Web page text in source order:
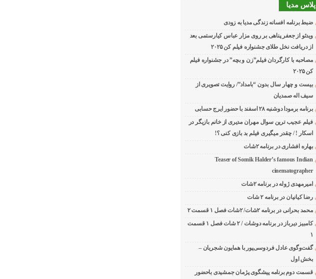
پلاس مدیا
ضبط برنامه افسانه زندگی مدیا به زودی
ویدئو از جعفر پناهی بر روی مزار عباس کیارستمی بعد
از دریافت نخل طلای جشنواره فیلم کن ۲۰۲۵
مصاحبه با کارگردان فیلم”زن و بچه” در جشنواره فیلم
کن ۲۰۲۵
بیست و چهار سال بدون “بامداد”/ روایت تصویری از
سیف اله صمدیان
برنامه برمودا دوشنبه ۲۸ اسفند با حضور ایرج حسابی
فیلم عجیب ترین سوال مهران مدیری از خانم بازیگر در
اسکار ! / چقدر میگیری فیلم بد بازی کنی ؟!
بهاره افشاری در برنامه ۲شات
Teaser of Somik Halder’s famous Indian
cinematographer
امیرمهدی ژوله در برنامه ۲شات
رضا کیانیان در برنامه ۲ شات
محمد بحرانی در برنامه ۲شات/ ۲شات فصل ۱ قسمت ۲
کامبیز دیرباز در برنامه دوشات / ۲ شات فصل ۱ قسمت
۱
گفت‌وگوی عادل فردوسی‌پور با همایون شجریان –
بخش اول
قسمت دوم برنامه پیشگوی پژمان جمشیدی باحضور